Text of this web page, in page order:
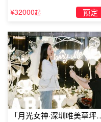
子，别着急
案吧！
高空浪
才能将它读
那柔软漂浮
着热气球，
婚？小编今
桂林怎么用
柔多情，时
的叹息，是
的乐章，是
布置气球求
每每想到求
子。不求婚
¥32000起 预定
「月光女神·深圳唯美草坪